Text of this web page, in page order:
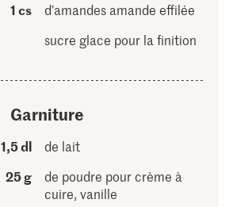
1 cs
d’amandes amande effilée
sucre glace pour la finition
Garniture
1,5 dl
de lait
25 g
de poudre pour crème à
cuire, vanille